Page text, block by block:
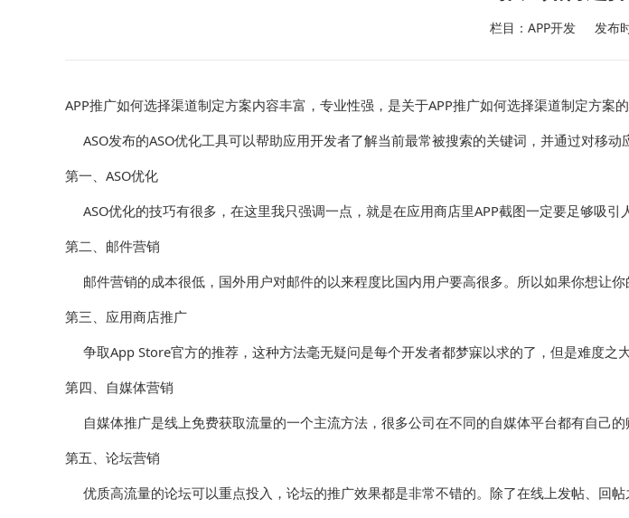
栏目：APP开发 发布
APP推广如何选择渠道制定方案内容丰富，专业性强，是关于APP推广如何选择渠道制定方
ASO发布的ASO优化工具可以帮助应用开发者了解当前最常被搜索的关键词，并通过对移
第一、ASO优化
ASO优化的技巧有很多，在这里我只强调一点，就是在应用商店里APP截图一定要足够吸
第二、邮件营销
邮件营销的成本很低，国外用户对邮件的以来程度比国内用户要高很多。所以如果你想让
第三、应用商店推广
争取App Store官方的推荐，这种方法毫无疑问是每个开发者都梦寐以求的了，但是难度之
第四、自媒体营销
自媒体推广是线上免费获取流量的一个主流方法，很多公司在不同的自媒体平台都有自己
第五、论坛营销
优质高流量的论坛可以重点投入，论坛的推广效果都是非常不错的。除了在线上发帖、回